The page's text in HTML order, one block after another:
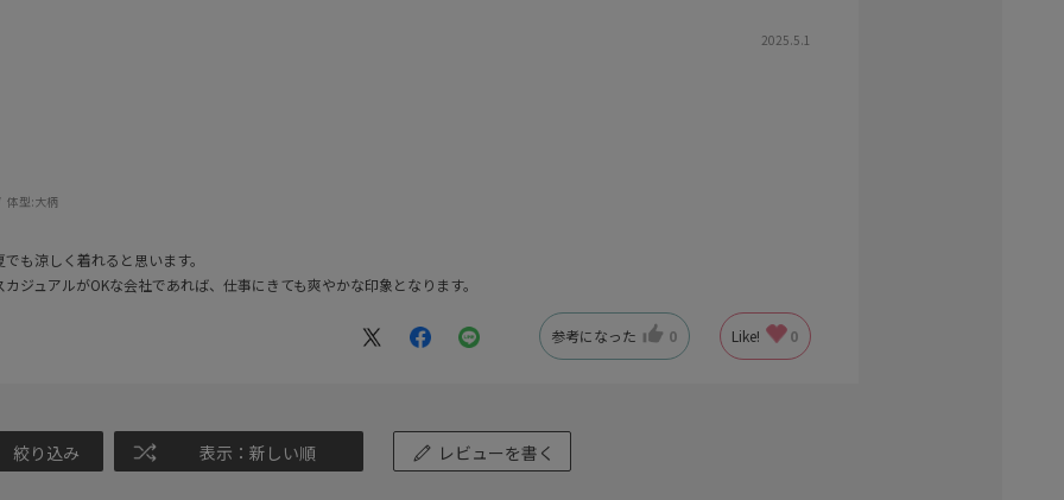
2025.5.1
体型:大柄
も涼しく着れると思います。
ジュアルがOKな会社であれば、仕事にきても爽やかな印象となります。
参考になった 0 Like! 0
絞り込み 表示：新しい順 レビューを書く